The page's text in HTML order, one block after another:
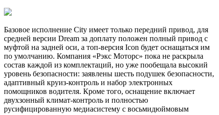
Базовое исполнение City имеет только передний привод, для
средней версии Dream за доплату положен полный привод с
муфтой на задней оси, а топ-версия Icon будет оснащаться им
по умолчанию. Компания «Рэкс Моторс» пока не раскрыла
состав каждой из комплектаций, но уже пообещала высокий
уровень безопасности: заявлены шесть подушек безопасности,
адаптивный круиз-контроль и набор электронных
помощников водителя. Кроме того, оснащение включает
двухзонный климат-контроль и полностью
русифицированную медиасистему с восьмидюймовым